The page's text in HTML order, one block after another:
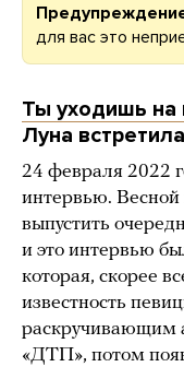
для вас это
Ты уходишь на
Луна
24 февраля 2022
интервью. Весной
выпустить
и это интервью
которая, скорее
известность
раскручивающим
«ДТП», потом